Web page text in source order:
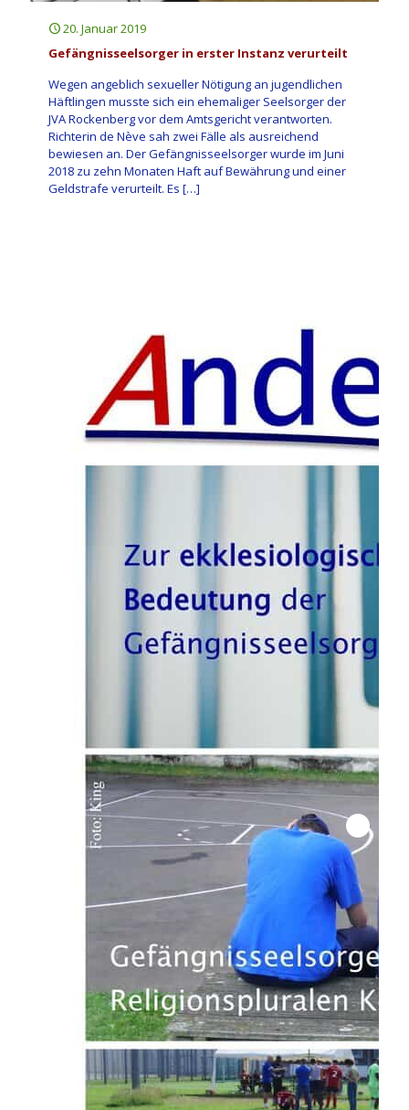
20. Januar 2019
Gefängnisseelsorger in erster Instanz verurteilt
Wegen angeblich sexueller Nötigung an jugendlichen
Häftlingen musste sich ein ehemaliger Seelsorger der
JVA Rockenberg vor dem Amtsgericht verantworten.
Richterin de Nève sah zwei Fälle als ausreichend
bewiesen an. Der Gefängnisseelsorger wurde im Juni
2018 zu zehn Monaten Haft auf Bewährung und einer
Geldstrafe verurteilt. Es […]